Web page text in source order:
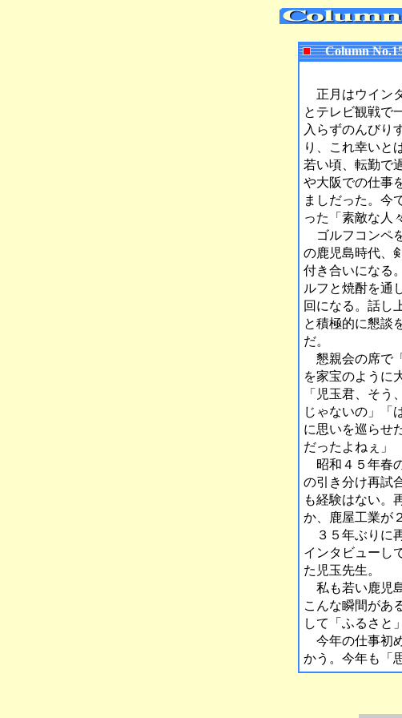
Column
正月はウイン
とテレビ観戦で
入らずのんびり
り、これ幸いと
若い頃、転勤で
や大阪での仕事
ましだった。今
った「素敵な人
ゴルフコンペ
の鹿児島時代、
付き合いになる
ルフと焼酎を通
回になる。話し
と積極的に懇談
だ。
懇親会の席で
を家宝のように
「児玉君、そ
じゃないの」「
に思いを巡らせ
だったよねぇ」
昭和４５年春
の引き分け再試
も経験はない。
か、鹿屋工業が
３５年ぶりに
インタビューし
た児玉先生。
私も若い鹿児
こんな瞬間があ
して「ふるさと
今年の仕事初
かう。今年も「